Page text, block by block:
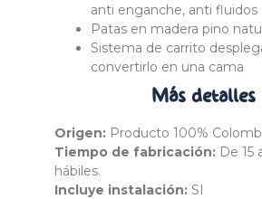
anti enganche, anti fluidos
Patas en madera pino
Sistema de carrito
convertirlo en una cama
Más detalles
Origen: Producto 100%
Tiempo de fabricación: De 15
hábiles.
Incluye instalación: SI